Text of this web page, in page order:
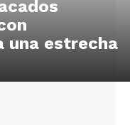
una estrecha